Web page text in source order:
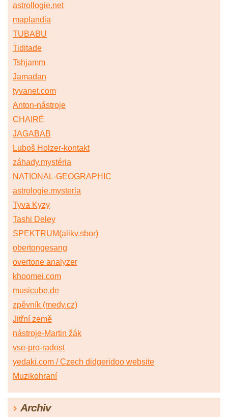
astrollogie.net
maplandia
TUBABU
Tiditade
Tshjamm
Jamadan
tyvanet.com
Anton-nástroje
CHAIRÉ
JAGABAB
Luboš Holzer-kontakt
záhady.mystéria
NATIONAL-GEOGRAPHIC
astrologie.mysteria
Tyva Kyzy
Tashi Deley
SPEKTRUM(alikv.sbor)
obertongesang
overtone analyzer
khoomei.com
musicube.de
zpěvník (medy.cz)
Jitřní země
nástroje-Martin žák
vse-pro-radost
yedaki.com / Czech didgeridoo website
Muzikohraní
Archiv